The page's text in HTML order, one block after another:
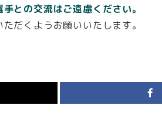
との交流はご遠慮ください。
だくようお願いいたします。